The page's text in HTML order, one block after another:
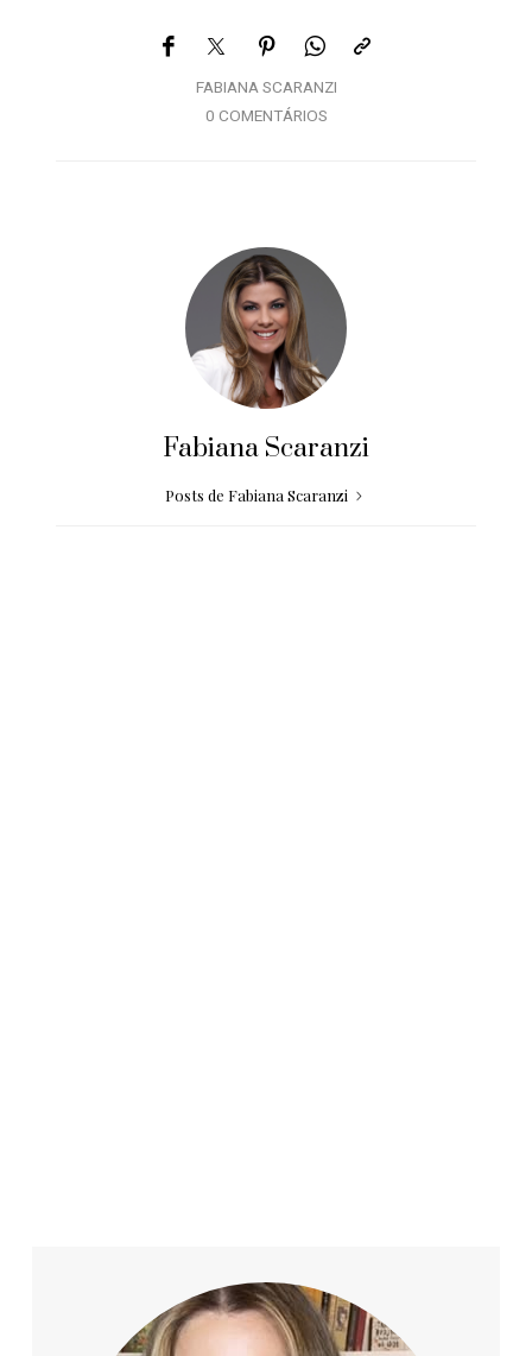
FABIANA SCARANZI
0 COMENTÁRIOS
Fabiana Scaranzi
Posts de Fabiana Scaranzi